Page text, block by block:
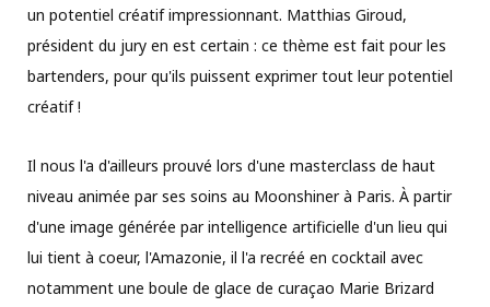
un potentiel créatif impressionnant. Matthias Giroud,
président du jury en est certain : ce thème est fait pour les
bartenders, pour qu'ils puissent exprimer tout leur potentiel
créatif !
Il nous l'a d'ailleurs prouvé lors d'une masterclass de haut
niveau animée par ses soins au Moonshiner à Paris. À partir
d'une image générée par intelligence artificielle d'un lieu qui
lui tient à coeur, l'Amazonie, il l'a recréé en cocktail avec
notamment une boule de glace de curaçao Marie Brizard